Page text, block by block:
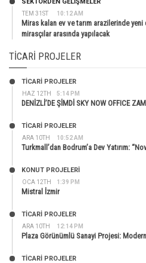
TEM 31ST 10:12 AM
Miras kalan ev ve tarım arazilerinde
mirasçılar arasında yapılacak
TICARI PROJELER
HAZ 12TH 5:14 PM
TİCARİ PROJELER
DENİZLİ’DE ŞİMDİ SKY NOW OFFICE
ARA 10TH 10:52 AM
TİCARİ PROJELER
Turkmall’dan Bodrum’a Dev Yatırım:
OCA 12TH 1:39 PM
KONUT PROJELERI
Mistral İzmir
ARA 10TH 12:14 PM
TİCARİ PROJELER
Plaza Görünümlü Sanayi Projesi:
TİCARİ PROJELER